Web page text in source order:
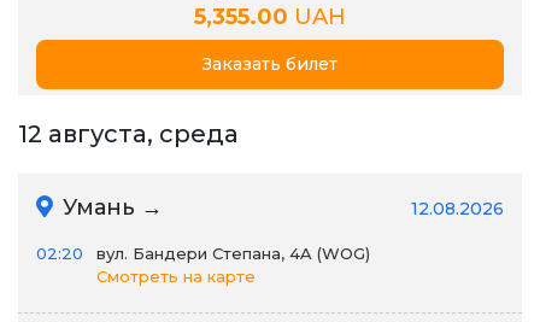
5,355.00 UAH
Заказать билет
12 августа, среда
Умань → 12.08.2026
02:20
вул. Бандери Степана, 4A (WOG)
Смотреть на карте